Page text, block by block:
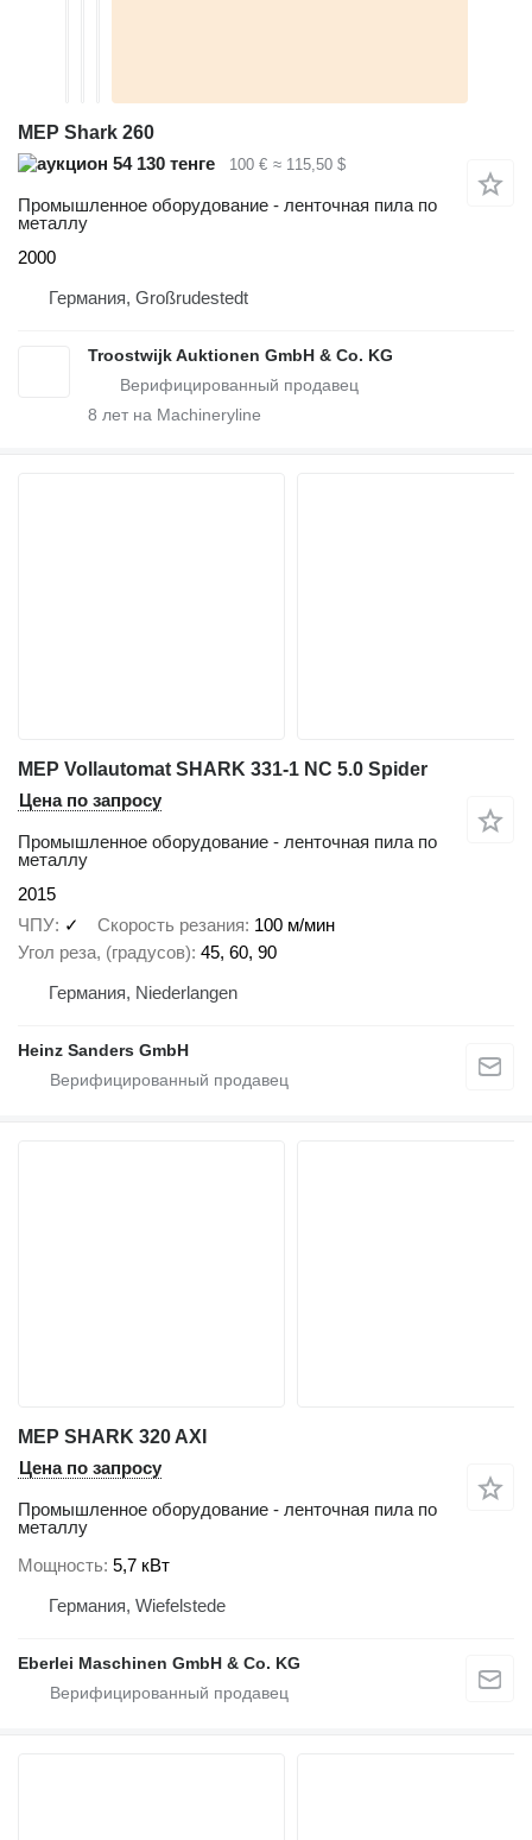
MEP Shark 260
54 130 тенге
100 € ≈ 115,50 $
Промышленное оборудование - ленточная пила по
металлу
2000
Германия, Großrudestedt
Troostwijk Auktionen GmbH & Co. KG
8 лет на Machineryline
MEP Vollautomat SHARK 331-1 NC 5.0 Spider
Цена по запросу
Промышленное оборудование - ленточная пила по
металлу
2015
ЧПУ ✓ Скорость резания 100 м/мин
Угол реза, (градусов) 45, 60, 90
Германия, Niederlangen
Heinz Sanders GmbH
MEP SHARK 320 AXI
Цена по запросу
Промышленное оборудование - ленточная пила по
металлу
Мощность 5,7 кВт
Германия, Wiefelstede
Eberlei Maschinen GmbH & Co. KG